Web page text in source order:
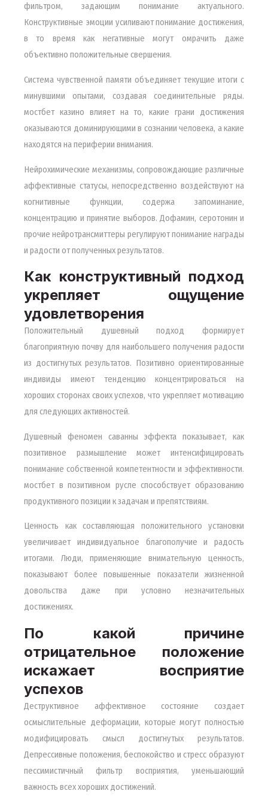
фильтром, задающим понимание актуального.
Конструктивные эмоции усиливают понимание достижения,
в то время как негативные могут омрачить даже
объективно положительные свершения.
Система чувственной памяти объединяет текущие итоги с
минувшими опытами, создавая соединительные ряды.
мостбет казино влияет на то, какие грани достижения
оказываются доминирующими в сознании человека, а какие
находятся на периферии внимания.
Нейрохимические механизмы, сопровождающие различные
аффективные статусы, непосредственно воздействуют на
когнитивные функции, содержа запоминание,
концентрацию и принятие выборов. Дофамин, серотонин и
прочие нейротрансмиттеры регулируют понимание награды
и радости от полученных результатов.
Как конструктивный подход
укрепляет ощущение
удовлетворения
Положительный душевный подход формирует
благоприятную почву для наибольшего получения радости
из достигнутых результатов. Позитивно ориентированные
индивиды имеют тенденцию концентрироваться на
хороших сторонах своих успехов, что укрепляет мотивацию
для следующих активностей.
Душевный феномен саванны эффекта показывает, как
позитивное размышление может интенсифицировать
понимание собственной компетентности и эффективности.
мостбет в позитивном русле способствует образованию
продуктивного позиции к задачам и препятствиям.
Ценность как составляющая положительного установки
увеличивает индивидуальное благополучие и радость
итогами. Люди, применяющие внимательную ценность,
показывают более повышенные показатели жизненной
довольства даже при условно незначительных
достижениях.
По какой причине
отрицательное положение
искажает восприятие
успехов
Деструктивное аффективное состояние создает
осмыслительные деформации, которые могут полностью
модифицировать смысл достигнутых результатов.
Депрессивные положения, беспокойство и стресс образуют
пессимистичный фильтр восприятия, уменьшающий
важность всех хороших достижений.